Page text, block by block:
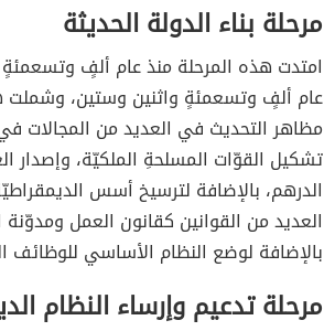
مرحلة بناء الدولة الحديثة
امتدت هذه المرحلة منذ عام ألفٍ
عام ألفٍ وتسعمئةٍ واثنين وستين، وشملت
مظاهر التحديث في العديد من المجالات
تشكيل القوّات المسلحةِ الملكيّة، وإصدار
الدرهم، بالإضافة لترسيخ أسس
العديد من القوانين كقانون العمل
بالإضافة لوضع النظام الأساسي للوظائف
مرحلة تدعيم وإرساء النظام